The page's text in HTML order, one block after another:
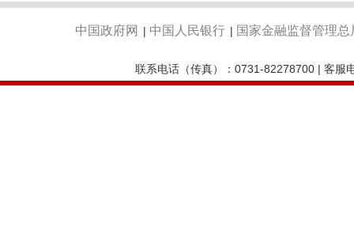
中国政府网 | 中国人民银行 | 国家金融监督管理总
联系电话（传真）：0731-82278700 | 客服